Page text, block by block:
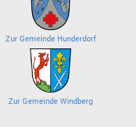
Zur Gemeinde Hunderdorf
Zur Gemeinde Windberg